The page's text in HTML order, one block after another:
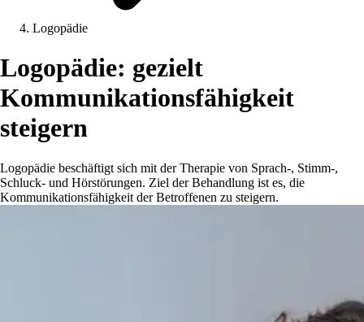
Logopädie
Logopädie: gezielt
Kommunikationsfähigkeit
steigern
Logopädie beschäftigt sich mit der Therapie von Sprach-, Stimm-,
Schluck- und Hörstörungen. Ziel der Behandlung ist es, die
Kommunikationsfähigkeit der Betroffenen zu steigern.